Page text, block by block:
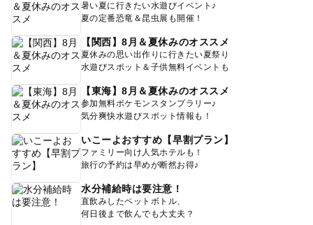
暑い夏に行きたい水遊びイベント♪
夏の定番恐竜＆昆虫展も開催！
【関西】8月＆夏休みのオススメ
夏休みの思い出作りに行きたい夏祭り
水遊びスポット＆子供無料イベントも
【東海】8月＆夏休みのオススメ
参加無料ポケモンスタンプラリー♪
気分爽快水遊びスポット情報も！
いこーよおすすめ【早割プラン】
ファミリー向け人気ホテルも！
旅行の予約は早めが断然お得♪
水分補給時は要注意！
直飲みしたペットボトル、
何日後まで飲んでも大丈夫？